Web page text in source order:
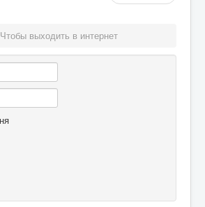
Чтобы выходить в интернет